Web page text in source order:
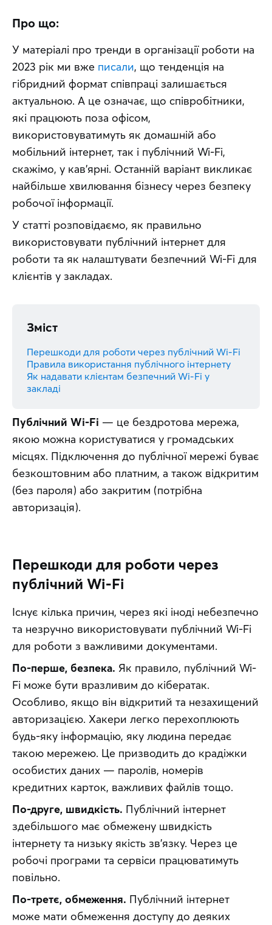
Про що:
У матеріалі про тренди в організації роботи на
2023 рік ми вже писали, що тенденція на
гібридний формат співпраці залишається
актуальною. А це означає, що співробітники,
які працюють поза офісом,
використовуватимуть як домашній або
мобільний інтернет, так і публічний Wi-Fi,
скажімо, у кав’ярні. Останній варіант викликає
найбільше хвилювання бізнесу через безпеку
робочої інформації.
У статті розповідаємо, як правильно
використовувати публічний інтернет для
роботи та як налаштувати безпечний Wi-Fi для
клієнтів у закладах.
Зміст
Перешкоди для роботи через публічний Wi-Fi
Правила використання публічного інтернету
Як надавати клієнтам безпечний Wi-Fi у
закладі
Публічний Wi-Fi — це бездротова мережа,
якою можна користуватися у громадських
місцях. Підключення до публічної мережі буває
безкоштовним або платним, а також відкритим
(без пароля) або закритим (потрібна
авторизація).
Перешкоди для роботи через
публічний Wi-Fi
Існує кілька причин, через які іноді небезпечно
та незручно використовувати публічний Wi-Fi
для роботи з важливими документами.
По-перше, безпека. Як правило, публічний Wi-
Fi може бути вразливим до кібератак.
Особливо, якщо він відкритий та незахищений
авторизацією. Хакери легко перехоплюють
будь-яку інформацію, яку людина передає
такою мережею. Це призводить до крадіжки
особистих даних — паролів, номерів
кредитних карток, важливих файлів тощо.
По-друге, швидкість. Публічний інтернет
здебільшого має обмежену швидкість
інтернету та низьку якість зв’язку. Через це
робочі програми та сервіси працюватимуть
повільно.
По-третє, обмеження. Публічний інтернет
може мати обмеження доступу до деяких